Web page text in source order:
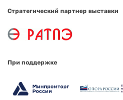
Стратегический партнер выставки
При поддержке